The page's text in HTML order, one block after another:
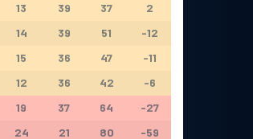
13 39 37
2
14 39 51
-12
15 36 47
-11
12 36 42
-6
19 37 64
-27
24 21 80 -59